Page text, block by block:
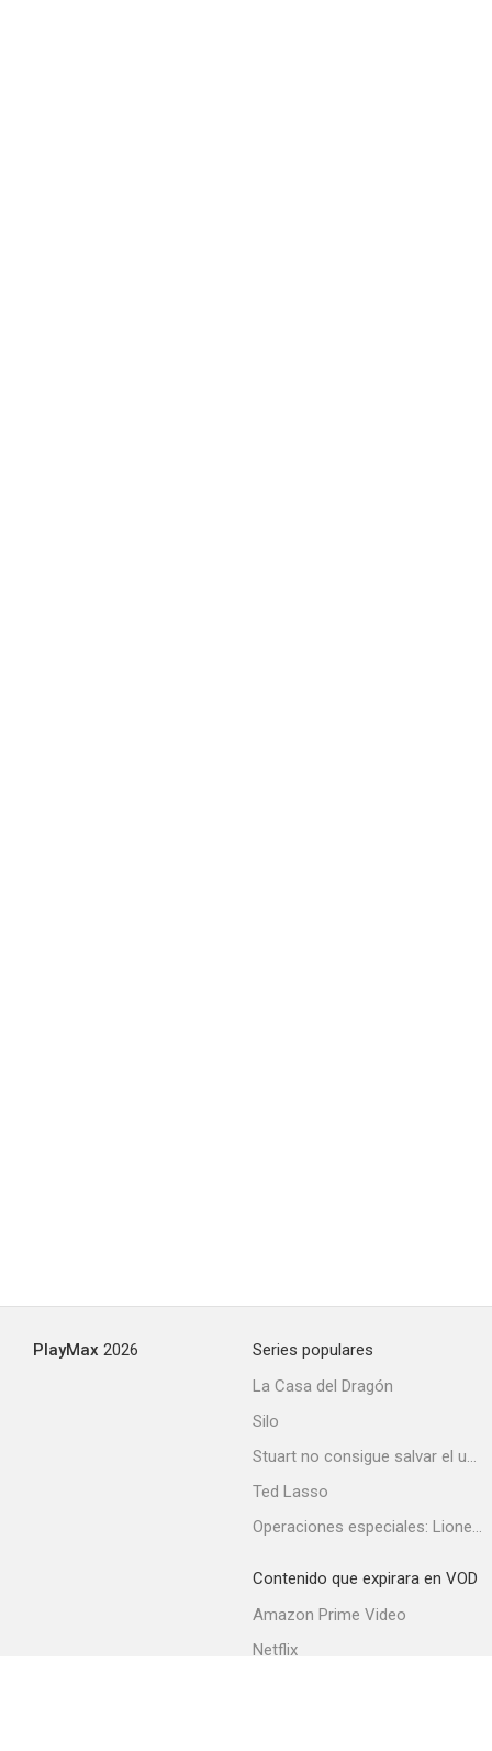
PlayMax 2026
Series populares
La Casa del Dragón
Silo
Stuart no consigue salvar el universo
Ted Lasso
Operaciones especiales: Lioness
Contenido que expirara en VOD
Amazon Prime Video
Netflix